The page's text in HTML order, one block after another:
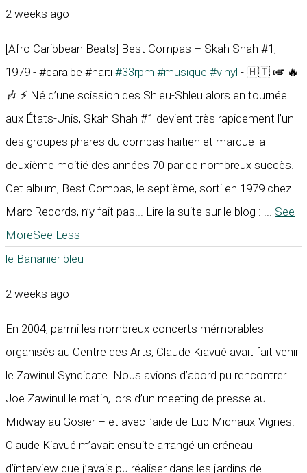
2 weeks ago
[Afro Caribbean Beats] Best Compas – Skah Shah #1,
1979 - #caraïbe #haïti #33rpm #musique #vinyl - 🇭🇹 🎺 🔥
🎶 ⚡ Né d’une scission des Shleu-Shleu alors en tournée
aux États-Unis, Skah Shah #1 devient très rapidement l’un
des groupes phares du compas haïtien et marque la
deuxième moitié des années 70 par de nombreux succès.
Cet album, Best Compas, le septième, sorti en 1979 chez
Marc Records, n’y fait pas... Lire la suite sur le blog : ... See
MoreSee Less
le Bananier bleu
2 weeks ago
En 2004, parmi les nombreux concerts mémorables
organisés au Centre des Arts, Claude Kiavué avait fait venir
le Zawinul Syndicate. Nous avions d’abord pu rencontrer
Joe Zawinul le matin, lors d’un meeting de presse au
Midway au Gosier – et avec l’aide de Luc Michaux-Vignes.
Claude Kiavué m’avait ensuite arrangé un créneau
d’interview que j’avais pu réaliser dans les jardins de